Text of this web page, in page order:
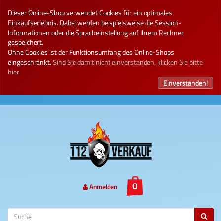
Dieser Online-Shop verwendet Cookies für ein optimales
Einkaufserlebnis. Dabei werden beispielsweise die Session-
Informationen oder die Spracheinstellung auf Ihrem Rechner
gespeichert.
Ohne Cookies ist der Funktionsumfang des Online-Shops
eingeschränkt.Sind Sie damit nicht einverstanden, klicken Sie bitte
hier.
Einverstanden!
Anmelden